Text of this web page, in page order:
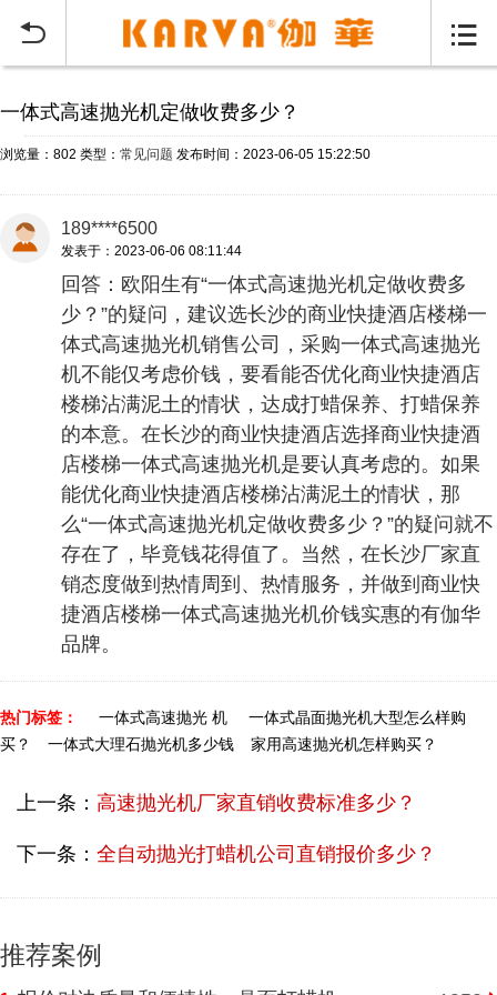
 
一体式高速抛光机定做收费多少？
浏览量：802 类型： 常见问题 发布时间：2023-06-05 15:22:50
189****6500
发表于：2023-06-06 08:11:44
回答：欧阳生有“一体式高速抛光机定做收费多
少？”的疑问，建议选长沙的商业快捷酒店楼梯一
体式高速抛光机销售公司，采购一体式高速抛光
机不能仅考虑价钱，要看能否优化商业快捷酒店
楼梯沾满泥土的情状，达成打蜡保养、打蜡保养
的本意。在长沙的商业快捷酒店选择商业快捷酒
店楼梯一体式高速抛光机是要认真考虑的。如果
能优化商业快捷酒店楼梯沾满泥土的情状，那
么“一体式高速抛光机定做收费多少？”的疑问就不
存在了，毕竟钱花得值了。当然，在长沙厂家直
销态度做到热情周到、热情服务，并做到商业快
捷酒店楼梯一体式高速抛光机价钱实惠的有伽华
品牌。
热门标签： 一体式高速抛光 机
一体式晶面抛光机大型怎么样购
买？
一体式大理石抛光机多少钱 家用高速抛光机怎样购买？
上一条： 高速抛光机厂家直销收费标准多少？
下一条： 全自动抛光打蜡机公司直销报价多少？
推荐案例